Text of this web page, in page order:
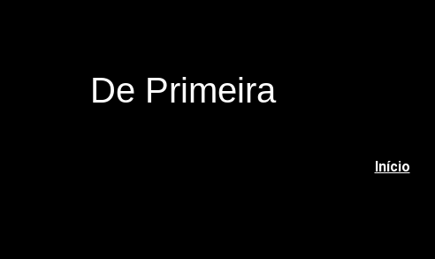
De Primeira
Início